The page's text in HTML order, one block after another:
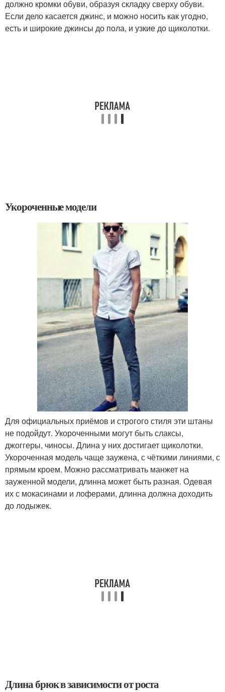
должно кромки обуви, образуя складку сверху обуви.
Если дело касается джинс, и можно носить как угодно,
есть и широкие джинсы до пола, и узкие до щиколотки.
Укороченные модели
Для официальных приёмов и строгого стиля эти штаны
не подойдут. Укороченными могут быть слаксы,
джоггеры, чиносы. Длина у них достигает щиколотки.
Укороченная модель чаще заужена, с чёткими линиями, с
прямым кроем. Можно рассматривать манжет на
зауженной модели, длинна может быть разная. Одевая
их с мокасинами и лоферами, длинна должна доходить
до лодыжек.
Длина брюк в зависимости от роста